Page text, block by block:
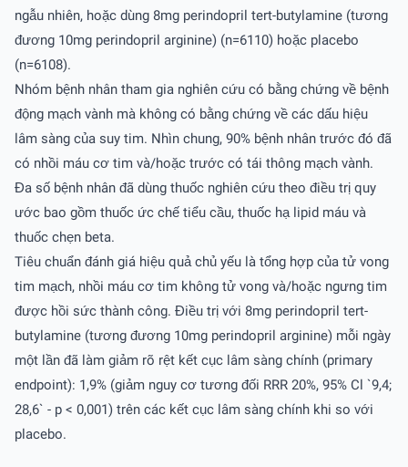
ngẫu nhiên, hoặc dùng 8mg perindopril tert-butylamine (tương
đương 10mg perindopril arginine) (n=6110) hoặc placebo
(n=6108).
Nhóm bệnh nhân tham gia nghiên cứu có bằng chứng về bệnh
động mạch vành mà không có bằng chứng về các dấu hiệu
lâm sàng của suy tim. Nhìn chung, 90% bệnh nhân trước đó đã
có nhồi máu cơ tim và/hoặc trước có tái thông mạch vành.
Đa số bệnh nhân đã dùng thuốc nghiên cứu theo điều trị quy
ước bao gồm thuốc ức chế tiểu cầu, thuốc hạ lipid máu và
thuốc chẹn beta.
Tiêu chuẩn đánh giá hiệu quả chủ yếu là tổng hợp của tử vong
tim mạch, nhồi máu cơ tim không tử vong và/hoặc ngưng tim
được hồi sức thành công. Điều trị với 8mg perindopril tert-
butylamine (tương đương 10mg perindopril arginine) mỗi ngày
một lần đã làm giảm rõ rệt kết cục lâm sàng chính (primary
endpoint): 1,9% (giảm nguy cơ tương đối RRR 20%, 95% Cl `9,4;
28,6` - p < 0,001) trên các kết cục lâm sàng chính khi so với
placebo.